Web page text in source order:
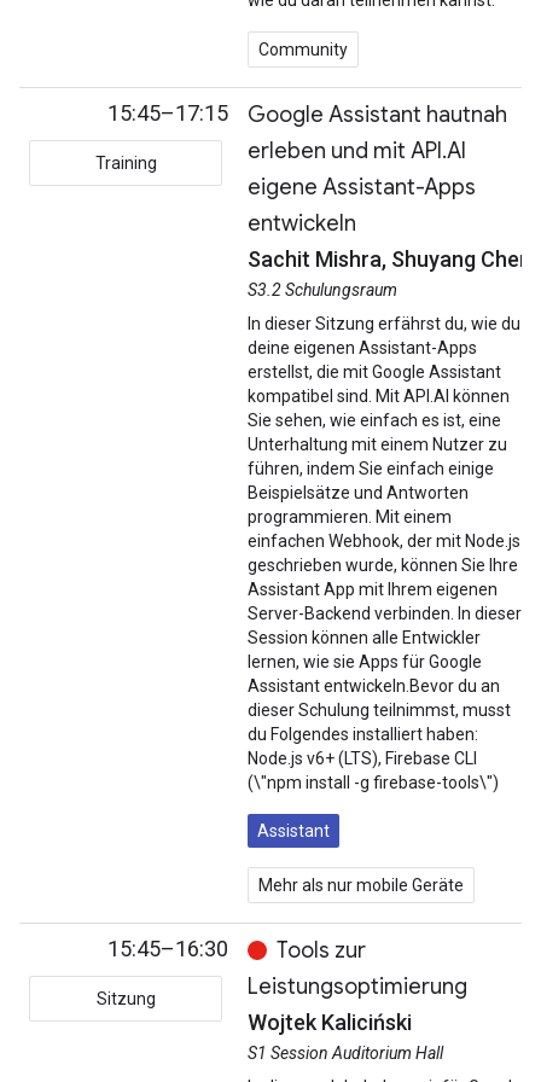
Community
15:45–17:15
Training
Google Assistant hautnah
erleben und mit API.AI
eigene Assistant-Apps
entwickeln
Sachit Mishra, Shuyang Chen
S3.2 Schulungsraum
In dieser Sitzung erfährst du, wie du
deine eigenen Assistant-Apps
erstellst, die mit Google Assistant
kompatibel sind. Mit API.AI können
Sie sehen, wie einfach es ist, eine
Unterhaltung mit einem Nutzer zu
führen, indem Sie einfach einige
Beispielsätze und Antworten
programmieren. Mit einem
einfachen Webhook, der mit Node.js
geschrieben wurde, können Sie Ihre
Assistant App mit Ihrem eigenen
Server-Backend verbinden. In dieser
Session können alle Entwickler
lernen, wie sie Apps für Google
Assistant entwickeln.Bevor du an
dieser Schulung teilnimmst, musst
du Folgendes installiert haben:
Node.js v6+ (LTS), Firebase CLI
(\"npm install -g firebase-tools\")
Assistant
Mehr als nur mobile Geräte
15:45–16:30
Sitzung
Tools zur
Leistungsoptimierung
Wojtek Kaliciński
S1 Session Auditorium Hall